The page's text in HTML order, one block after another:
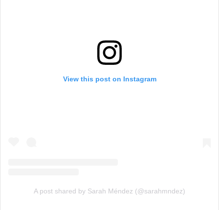
View this post on Instagram
A post shared by Sarah Méndez (@sarahmndez)